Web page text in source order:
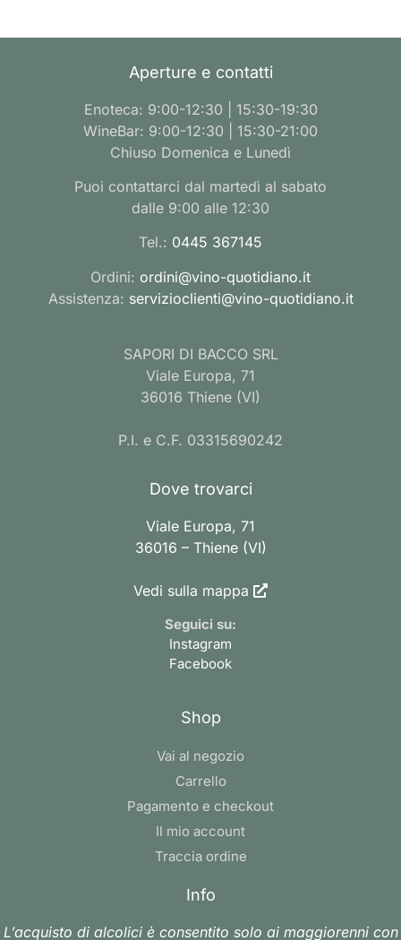
Aperture e contatti
Enoteca: 9:00-12:30 | 15:30-19:30
WineBar: 9:00-12:30 | 15:30-21:00
Chiuso Domenica e Lunedì
Puoi contattarci dal martedì al sabato
dalle 9:00 alle 12:30
Tel.: 0445 367145
Ordini: ordini@vino-quotidiano.it
Assistenza: servizioclienti@vino-quotidiano.it
SAPORI DI BACCO SRL
Viale Europa, 71
36016 Thiene (VI)
P.I. e C.F. 03315690242
Dove trovarci
Viale Europa, 71
36016 – Thiene (VI)
Vedi sulla mappa
Seguici su:
Instagram
Facebook
Shop
Vai al negozio
Carrello
Pagamento e checkout
Il mio account
Traccia ordine
Info
L’acquisto di alcolici è consentito solo ai maggiorenni con